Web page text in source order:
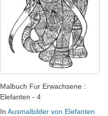
Malbuch Fur Erwachsene :
Elefanten - 4
In Ausmalbilder von Elefanten